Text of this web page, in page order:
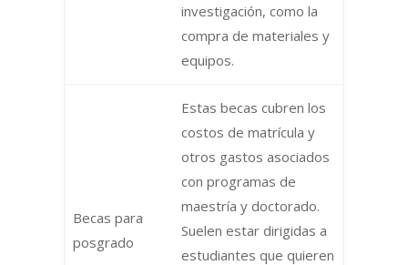
investigación, como la
compra de materiales y
equipos.
Becas para
posgrado
Estas becas cubren los
costos de matrícula y
otros gastos asociados
con programas de
maestría y doctorado.
Suelen estar dirigidas a
estudiantes que quieren